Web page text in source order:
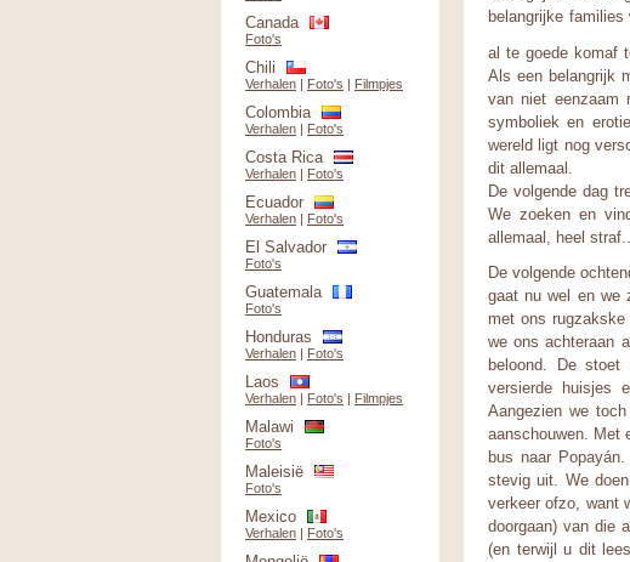
belangrijke
al te goede komaf
Als een belangrijk
van niet eenzaam
symboliek en
wereld ligt nog
dit allemaal.
De volgende dag
We zoeken en
allemaal, heel
De volgende
gaat nu wel en we
met ons
we ons achteraan
beloond. De
versierde huisjes
Aangezien we
aanschouwen. Met
bus naar
stevig uit. We
verkeer ofzo, want
doorgaan) van die
(en terwijl u dit
Canada
Foto's
Chili
Verhalen | Foto's | Filmpjes
Colombia
Verhalen | Foto's
Costa Rica
Verhalen | Foto's
Ecuador
Verhalen | Foto's
El Salvador
Foto's
Guatemala
Foto's
Honduras
Verhalen | Foto's
Laos
Verhalen | Foto's | Filmpjes
Malawi
Foto's
Maleisië
Foto's
Mexico
Verhalen | Foto's